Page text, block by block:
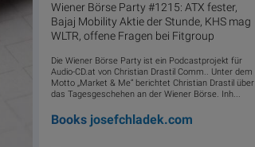
Wiener Börse Party #1215: ATX fester,
Bajaj Mobility Aktie der Stunde, KHS mag
WLTR, offene Fragen bei Fitgroup
Die Wiener Börse Party ist ein Podcastprojekt für
Audio-CD.at von Christian Drastil Comm.. Unter dem
Motto „Market & Me“ berichtet Christian Drastil über
das Tagesgeschehen an der Wiener Börse. Inh...
Books josefchladek.com